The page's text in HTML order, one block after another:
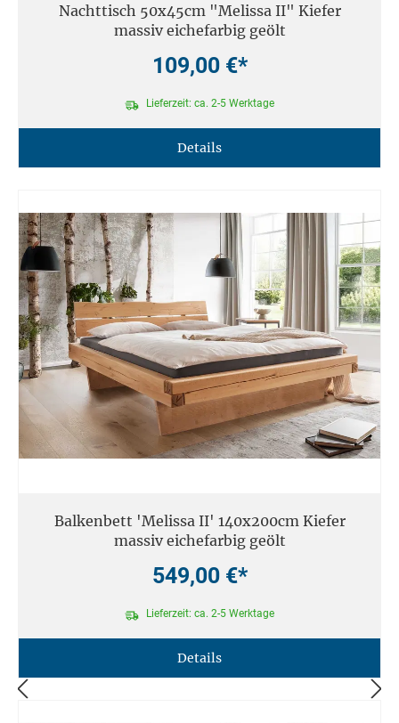
Nachttisch 50x45cm "Melissa II" Kiefer
massiv eichefarbig geölt
109,00 €*
Lieferzeit: ca. 2-5 Werktage
Details
Balkenbett 'Melissa II' 140x200cm Kiefer
massiv eichefarbig geölt
549,00 €*
Lieferzeit: ca. 2-5 Werktage
Details